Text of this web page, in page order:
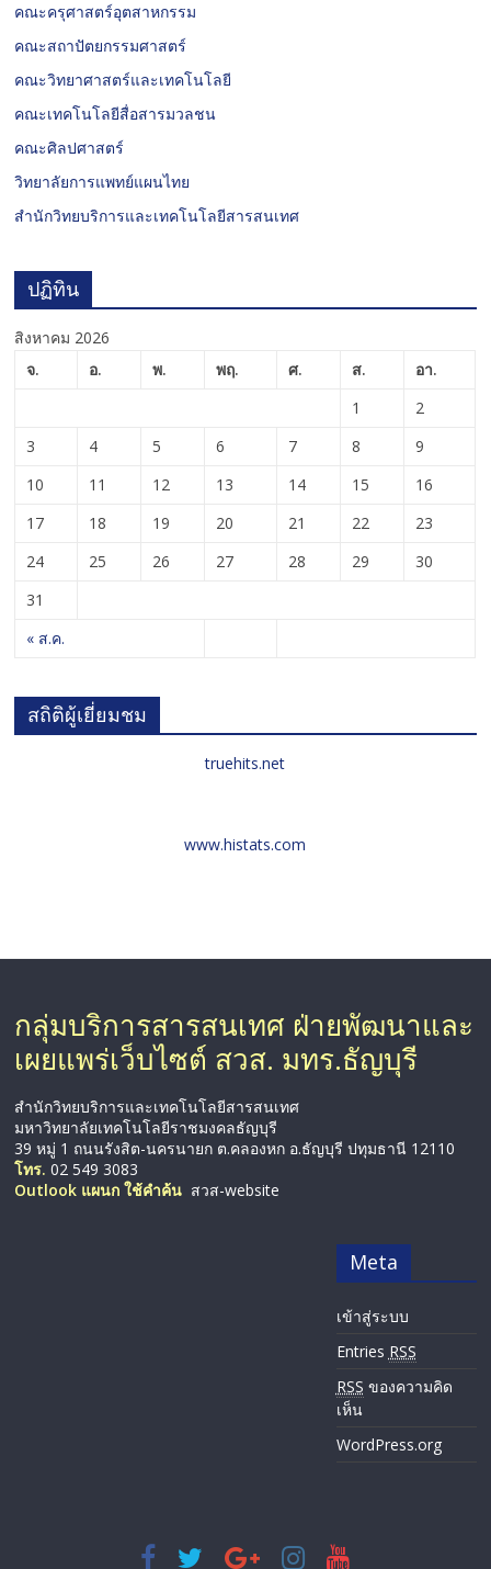
คณะครุศาสตร์อุตสาหกรรม
คณะสถาปัตยกรรมศาสตร์
คณะวิทยาศาสตร์และเทคโนโลยี
คณะเทคโนโลยีสื่อสารมวลชน
คณะศิลปศาสตร์
วิทยาลัยการแพทย์แผนไทย
สำนักวิทยบริการและเทคโนโลยีสารสนเทศ
ปฏิทิน
สิงหาคม 2026
จ.
อ. พ. พฤ. ศ. ส. อา.
« ส.ค.
1
2
3
4 5 6 7 8
9
10
11 12 13 14 15
16
17
18 19 20 21 22
23
24
25 26 27 28 29
30
31
สถิติผู้เยี่ยมชม
truehits.net
www.histats.com
กลุ่มบริการสารสนเทศ ฝ่ายพัฒนาและ
เผยแพร่เว็บไซต์ สวส. มทร.ธัญบุรี
สำนักวิทยบริการและเทคโนโลยีสารสนเทศ
มหาวิทยาลัยเทคโนโลยีราชมงคลธัญบุรี
39 หมู่ 1 ถนนรังสิต-นครนายก ต.คลองหก อ.ธัญบุรี ปทุมธานี 12110
โทร. 02 549 3083
Outlook แผนก ใช้คำค้น สวส-website
Meta
เข้าสู่ระบบ
Entries RSS
RSS ของความคิด
เห็น
WordPress.org